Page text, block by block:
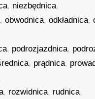
, niezbędnica,
,obwodnica,odkładnica,
, podrozjazdnica,
, prądnica,
, rozwidnica, rudnica,